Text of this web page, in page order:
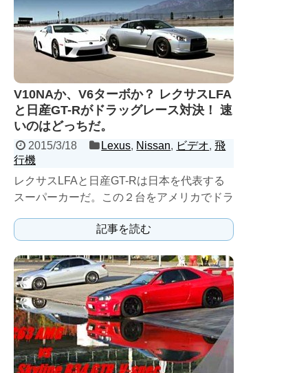
V10NAか、V6ターボか？ レクサスLFA
と日産GT-Rがドラッグレース対決！ 速
いのはどっちだ。
2015/3/18 Lexus, Nissan, ビデオ,飛
行機
レクサスLFAと日産GT-Rは日本を代表する
スーパーカーだ。この２台をアメリカでドラ
記事を読む